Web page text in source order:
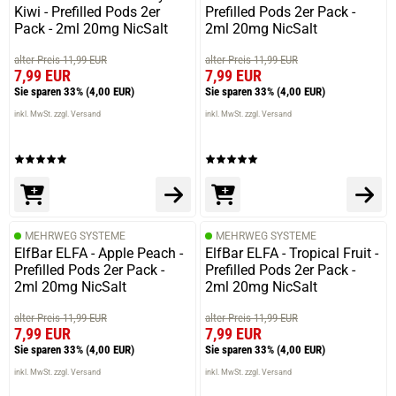
Sandra H.
Außenhülle hat nach wenigen Tagen schon
Gebrauchsspuren, kein gutes Material bzw guter Lack
Gilbert K.
Bislang keine Probleme, tut was sie soll :-)
09.07.2025 — via
Trustedshops.de
Thomas B.
verifizierter Onlinekauf.
Kiwi - Prefilled Pods 2er
Pack - 2ml 20mg NicSalt
alter Preis 11,99 EUR
7,99 EUR
Sie sparen 33% (4,00 EUR)
inkl. MwSt. zzgl. Versand
Prefilled Pods 2er Pack -
2ml 20mg NicSalt
alter Preis 11,99 EUR
7,99 EUR
Sie sparen 33% (4,00 EUR)
inkl. MwSt. zzgl. Versand
MEHRWEG SYSTEME
ElfBar ELFA - Apple Peach -
Prefilled Pods 2er Pack -
2ml 20mg NicSalt
alter Preis 11,99 EUR
7,99 EUR
Sie sparen 33% (4,00 EUR)
inkl. MwSt. zzgl. Versand
MEHRWEG SYSTEME
ElfBar ELFA - Tropical Fruit -
Prefilled Pods 2er Pack -
2ml 20mg NicSalt
alter Preis 11,99 EUR
7,99 EUR
Sie sparen 33% (4,00 EUR)
inkl. MwSt. zzgl. Versand